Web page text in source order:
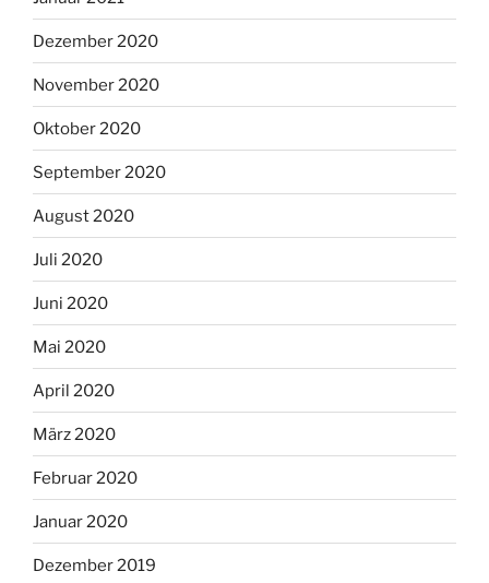
Dezember 2020
November 2020
Oktober 2020
September 2020
August 2020
Juli 2020
Juni 2020
Mai 2020
April 2020
März 2020
Februar 2020
Januar 2020
Dezember 2019